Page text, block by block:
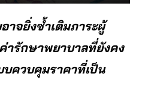
าจยิ่งซ้ำเติมภาระผู้
ารักษาพยาบาลที่ยังคง
บควบคุมราคาที่เป็น